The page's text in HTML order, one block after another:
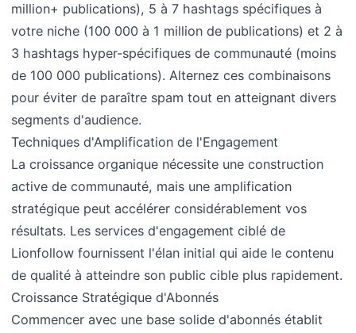
million+ publications), 5 à 7 hashtags spécifiques à
votre niche (100 000 à 1 million de publications) et 2 à
3 hashtags hyper-spécifiques de communauté (moins
de 100 000 publications). Alternez ces combinaisons
pour éviter de paraître spam tout en atteignant divers
segments d'audience.
Techniques d'Amplification de l'Engagement
La croissance organique nécessite une construction
active de communauté, mais une amplification
stratégique peut accélérer considérablement vos
résultats. Les services d'engagement ciblé de
Lionfollow fournissent l'élan initial qui aide le contenu
de qualité à atteindre son public cible plus rapidement.
Croissance Stratégique d'Abonnés
Commencer avec une base solide d'abonnés établit